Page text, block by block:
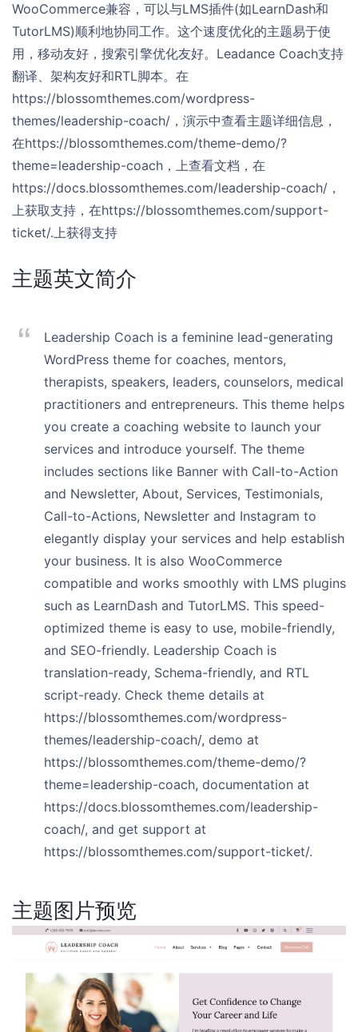
WooCommerce兼容，可以与LMS插件(如LearnDash和
TutorLMS)顺利地协同工作。这个速度优化的主题易于使
用，移动友好，搜索引擎优化友好。Leadance Coach支持
翻译、架构友好和RTL脚本。在
https://blossomthemes.com/wordpress-
themes/leadership-coach/，演示中查看主题详细信息，
在https://blossomthemes.com/theme-demo/?
theme=leadership-coach，上查看文档，在
https://docs.blossomthemes.com/leadership-coach/，
上获取支持，在https://blossomthemes.com/support-
ticket/.上获得支持
主题英文简介
Leadership Coach is a feminine lead-generating
WordPress theme for coaches, mentors,
therapists, speakers, leaders, counselors, medical
practitioners and entrepreneurs. This theme helps
you create a coaching website to launch your
services and introduce yourself. The theme
includes sections like Banner with Call-to-Action
and Newsletter, About, Services, Testimonials,
Call-to-Actions, Newsletter and Instagram to
elegantly display your services and help establish
your business. It is also WooCommerce
compatible and works smoothly with LMS plugins
such as LearnDash and TutorLMS. This speed-
optimized theme is easy to use, mobile-friendly,
and SEO-friendly. Leadership Coach is
translation-ready, Schema-friendly, and RTL
script-ready. Check theme details at
https://blossomthemes.com/wordpress-
themes/leadership-coach/, demo at
https://blossomthemes.com/theme-demo/?
theme=leadership-coach, documentation at
https://docs.blossomthemes.com/leadership-
coach/, and get support at
https://blossomthemes.com/support-ticket/.
主题图片预览